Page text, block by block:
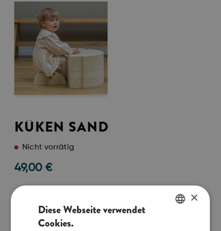
KÜKEN SAND
Nicht vorrätig
49,00 €
IN DEN WARENKORB
Das bObles Küken hat viele verschiedene
×
Diese Webseite verwendet
Cookies.